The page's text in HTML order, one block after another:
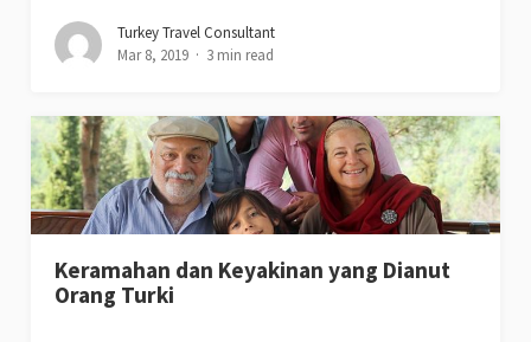
Turkey Travel Consultant
Mar 8, 2019
3 min read
Keramahan dan Keyakinan yang Dianut
Orang Turki